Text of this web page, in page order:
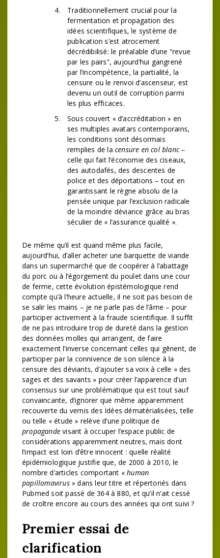
Traditionnellement crucial pour la
fermentation et propagation des
idées scientifiques, le système de
publication s’est atrocement
décrédibilisé: le préalable d’une “revue
par les pairs”, aujourd’hui gangrené
par l’incompétence, la partialité, la
censure ou le renvoi d’ascenseur, est
devenu un outil de corruption parmi
les plus efficaces.
Sous couvert « d’accréditation » en
ses multiples avatars contemporains,
les conditions sont désormais
remplies de la censure en col blanc–
celle qui fait l’économie des ciseaux,
des autodafés, des descentes de
police et des déportations – tout en
garantissant le règne absolu de la
pensée unique par l’exclusion radicale
de la moindre déviance grâce au bras
séculier de « l’assurance qualité ».
De même qu’il est quand même plus facile,
aujourd’hui, d’aller acheter une barquette de viande
dans un supermarché que de coopérer à l’abattage
du porc ou à l’égorgement du poulet dans une cour
de ferme, cette évolution épistémologique rend
compte qu’à l’heure actuelle, il ne soit pas besoin de
se salir les mains – je ne parle pas de l’âme – pour
participer activement à la fraude scientifique. Il suffit
de ne pas introduire trop de dureté dans la gestion
des données molles qui arrangent, de faire
exactement l’inverse concernant celles qui gênent, de
participer par la connivence de son silence à la
censure des déviants, d’ajouter sa voix à celle « des
sages et des savants » pour créer l’apparence d’un
consensus sur une problématique qui est tout sauf
convaincante, d’ignorer que même apparemment
recouverte du vernis des Idées dématérialisées, telle
ou telle « étude » relève d’une politique de
propagande visant à occuper l’espace public de
considérations apparemment neutres, mais dont
l’impact est loin d’être innocent : quelle réalité
épidémiologique justifie que, de 2000 à 2010, le
nombre d’articles comportant «human
papillomavirus» dans leur titre et répertoriés dans
Pubmed soit passé de 364 à 880, et qu’il n’ait cessé
de croître encore au cours des années qui ont suivi ?
Premier essai de
clarification